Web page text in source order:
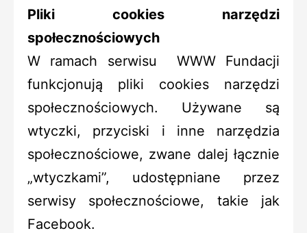
Pliki cookies narzędzi
społecznościowych
W ramach serwisu WWW Fundacji
funkcjonują pliki cookies narzędzi
społecznościowych. Używane są
wtyczki, przyciski i inne narzędzia
społecznościowe, zwane dalej łącznie
„wtyczkami”, udostępniane przez
serwisy społecznościowe, takie jak
Facebook.